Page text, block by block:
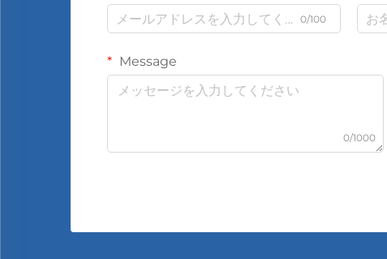
0/100
Message
0/1000